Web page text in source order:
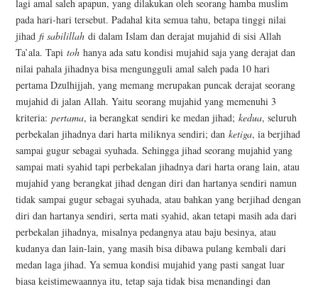
lagi amal saleh apapun, yang dilakukan oleh seorang hamba muslim
pada hari-hari tersebut. Padahal kita semua tahu, betapa tinggi nilai
jihad fi sabilillah di dalam Islam dan derajat mujahid di sisi Allah
Ta’ala. Tapi toh hanya ada satu kondisi mujahid saja yang derajat dan
nilai pahala jihadnya bisa mengungguli amal saleh pada 10 hari
pertama Dzulhijjah, yang memang merupakan puncak derajat seorang
mujahid di jalan Allah. Yaitu seorang mujahid yang memenuhi 3
kriteria: pertama, ia berangkat sendiri ke medan jihad; kedua, seluruh
perbekalan jihadnya dari harta miliknya sendiri; dan ketiga, ia berjihad
sampai gugur sebagai syuhada. Sehingga jihad seorang mujahid yang
sampai mati syahid tapi perbekalan jihadnya dari harta orang lain, atau
mujahid yang berangkat jihad dengan diri dan hartanya sendiri namun
tidak sampai gugur sebagai syuhada, atau bahkan yang berjihad dengan
diri dan hartanya sendiri, serta mati syahid, akan tetapi masih ada dari
perbekalan jihadnya, misalnya pedangnya atau baju besinya, atau
kudanya dan lain-lain, yang masih bisa dibawa pulang kembali dari
medan laga jihad. Ya semua kondisi mujahid yang pasti sangat luar
biasa keistimewaannya itu, tetap saja tidak bisa menandingi dan